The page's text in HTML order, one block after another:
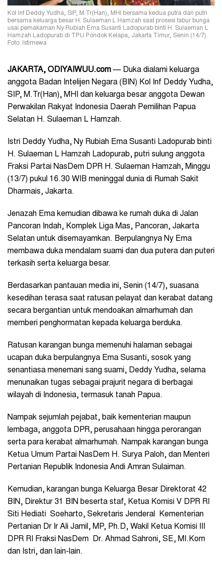
Kol Inf Deddy Yudha, SIP, M.Tr(Han), MHI bersama kedua putra dan putri
bersama keluarga besar H. Sulaeman L Hamzah saat prosesi tabur bunga
usai pemakaman Ny Rubiah Ema Susanti Ladopurab binti H. Sulaeman L
Hamzah Ladopurab di TPU Pondok Kelapa, Jakarta Timur, Senin (14/7).
Foto: Istimewa
JAKARTA, ODIYAIWUU.com — Duka dialami keluarga
anggota Badan Intelijen Negara (BIN) Kol Inf Deddy Yudha,
SIP, M.Tr(Han), MHI dan keluarga besar anggota Dewan
Perwakilan Rakyat Indonesia Daerah Pemilihan Papua
Selatan H. Sulaeman L Hamzah.
Istri Deddy Yudha, Ny Rubiah Ema Susanti Ladopurab binti
H. Sulaeman L Hamzah Ladopurab, putri sulung anggota
Fraksi Partai NasDem DPR H. Sulaeman Hamzah, Minggu
(13/7) pukul 16.30 WIB meninggal dunia di Rumah Sakit
Dharmais, Jakarta.
Jenazah Ema kemudian dibawa ke rumah duka di Jalan
Pancoran Indah, Komplek Liga Mas, Pancoran, Jakarta
Selatan untuk disemayamkan. Berpulangnya Ny Ema
membawa duka mendalam suami dan dua putera dan puteri
terkasih serta keluarga besar.
Berdasarkan pantauan media ini, Senin (14/7), suasana
kesedihan terasa saat ratusan pelayat dan kerabat datang
secara bergantian untuk mendoakan almarhumah dan
memberi penghormatan kepada keluarga berduka.
Ratusan karangan bunga memenuhi halaman sebagai
ucapan duka berpulangnya Ema Susanti, sosok yang
senantiasa menemani sang suami, Deddy Yudha, selama
menunaikan tugas sebagai prajurit negara di berbagai
wilayah di Indonesia, termasuk tanah Papua.
Nampak sejumlah pejabat, baik kementerian maupun
lembaga, anggota DPR, perusahaan hingga perorangan
serta para kerabat almarhumah. Nampak karangan bunga
Ketua Umum Partai NasDem H. Surya Paloh, dan Menteri
Pertanian Republik Indonesia Andi Amran Sulaiman.
Kemudian, karangan bunga Keluarga Besar Direktorat 42
BIN, Direktur 31 BIN beserta staf, Ketua Komisi V DPR RI
Siti Hediati Soeharto, Sekretaris Jenderal Kementerian
Pertanian Dr Ir Ali Jamil, MP, Ph.D, Wakil Ketua Komisi III
DPR RI Fraksi NasDem Dr. Ahmad Sahroni, SE, MI.Kom
dan Istri, dan lain-lain.